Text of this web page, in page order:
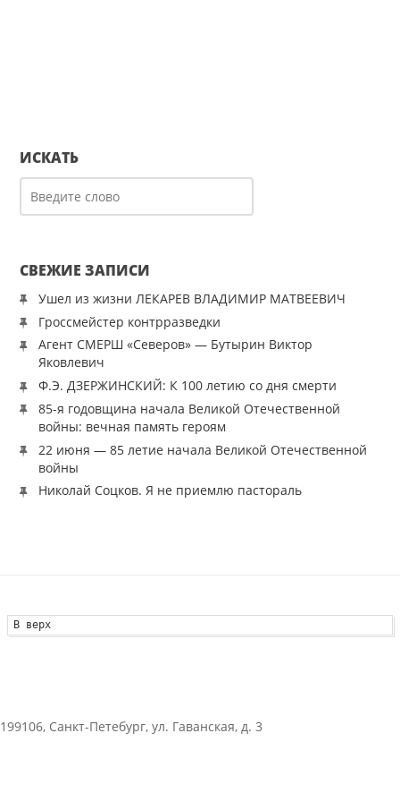
ИСКАТЬ
СВЕЖИЕ ЗАПИСИ
Ушел из жизни ЛЕКАРЕВ ВЛАДИМИР МАТВЕЕВИЧ
Гроссмейстер контрразведки
Агент СМЕРШ «Северов» — Бутырин Виктор
Яковлевич
Ф.Э. ДЗЕРЖИНСКИЙ: К 100 летию со дня смерти
85-я годовщина начала Великой Отечественной
войны: вечная память героям
22 июня — 85 летие начала Великой Отечественной
войны
Николай Соцков. Я не приемлю пастораль
В верх
199106, Санкт-Петебург, ул. Гаванская, д. 3